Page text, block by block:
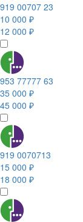
919 00707 23
10 000 ₽
12 000 ₽
953 77777 63
35 000 ₽
45 000 ₽
919 0070713
15 000 ₽
18 000 ₽